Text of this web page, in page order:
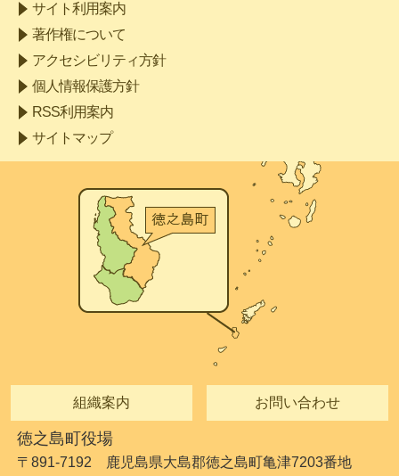
サイト利用案内
著作権について
アクセシビリティ方針
個人情報保護方針
RSS利用案内
サイトマップ
組織案内 お問い合わせ
徳之島町役場
〒891-7192 鹿児島県大島郡徳之島町亀津7203番地